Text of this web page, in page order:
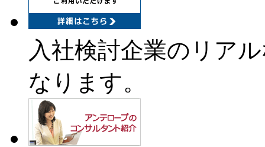
入社検討企業のリア
なります。